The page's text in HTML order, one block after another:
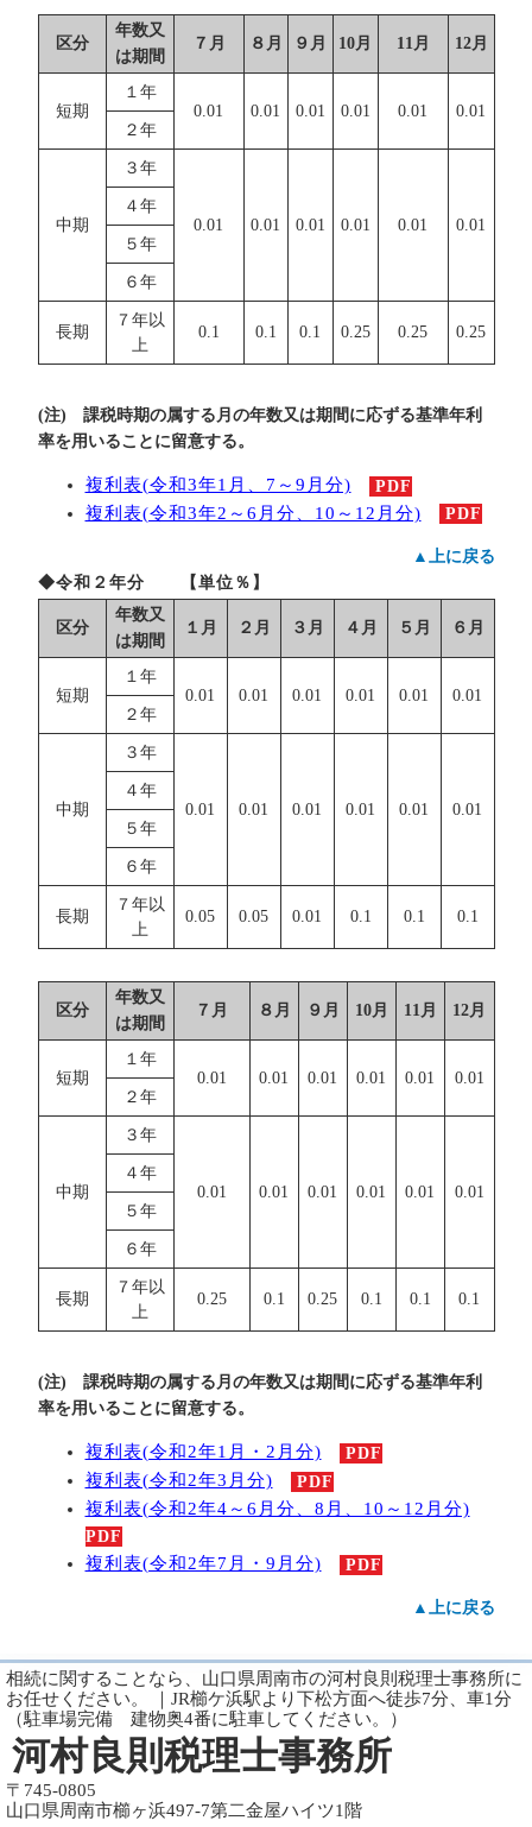
区分
年数又
は期間
７月 ８月 ９月 10月 11月 12月
短期
１年
0.01
0.01 0.01 0.01 0.01
0.01
２年
中期
３年
0.01 0.01 0.01 0.01 0.01 0.01
４年
５年
６年
長期
７年以
上
0.1 0.1 0.1 0.25 0.25 0.25
(注) 課税時期の属する月の年数又は期間に応ずる基準年利
率を用いることに留意する。
複利表(令和3年1月、7～9月分) PDF
複利表(令和3年2～6月分、10～12月分) PDF
▲上に戻る
◆令和２年分 【単位％】
区分
年数又
は期間
１月 ２月 ３月 ４月 ５月 ６月
短期
１年
0.01
0.01 0.01 0.01 0.01
0.01
２年
中期
３年
0.01 0.01 0.01 0.01 0.01 0.01
４年
５年
６年
長期
７年以
上
0.05 0.05 0.01 0.1 0.1 0.1
区分
年数又
は期間
７月 ８月 ９月 10月 11月 12月
短期
１年
0.01
0.01 0.01 0.01 0.01
0.01
２年
中期
３年
0.01 0.01 0.01 0.01 0.01 0.01
４年
５年
６年
長期
７年以
上
0.25 0.1 0.25 0.1 0.1 0.1
(注) 課税時期の属する月の年数又は期間に応ずる基準年利
率を用いることに留意する。
複利表(令和2年1月・2月分) PDF
複利表(令和2年3月分) PDF
複利表(令和2年4～6月分、8月、10～12月分)
PDF
複利表(令和2年7月・9月分) PDF
▲上に戻る
相続に関することなら、山口県周南市の河村良則税理士事務所に
お任せください。 ｜JR櫛ケ浜駅より下松方面へ徒歩7分、車1分
（駐車場完備 建物奥4番に駐車してください。）
河村良則税理士事務所
〒745-0805
山口県周南市櫛ヶ浜497-7第二金屋ハイツ1階